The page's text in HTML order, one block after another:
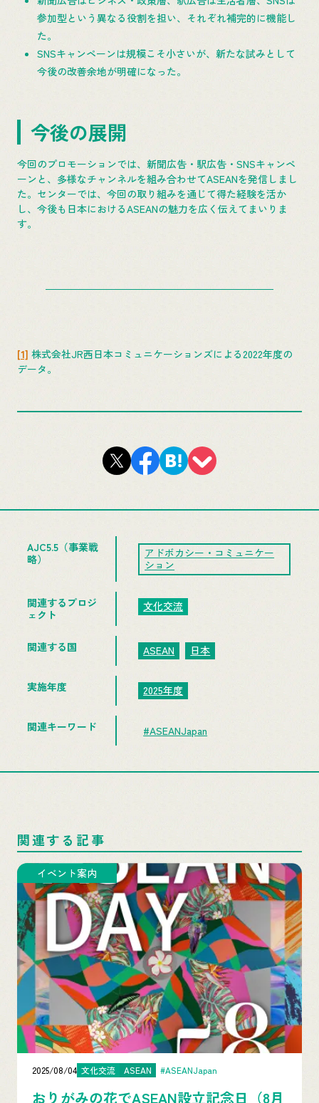
参加型という異なる役割を担い、それぞれ補完的に機能し
た。
SNSキャンペーンは規模こそ小さいが、新たな試みとして
今後の改善余地が明確になった。
今後の展開
今回のプロモーションでは、新聞広告・駅広告・SNSキャンペ
ーンと、多様なチャンネルを組み合わせてASEANを発信しまし
た。センターでは、今回の取り組みを通じて得た経験を活か
し、今後も日本におけるASEANの魅力を広く伝えてまいりま
す。
[1] 株式会社JR西日本コミュニケーションズによる2022年度の
データ。
AJC5.5（事業戦
略）
アドボカシー・コミュニケー
ション
関連するプロジ
ェクト
文化交流
関連する国 ASEAN 日本
実施年度 2025年度
関連キーワード #ASEANJapan
関連する記事
イベント案内
2025/08/04 文化交流 ASEAN #ASEANJapan
おりがみの花でASEAN設立記念日（8月